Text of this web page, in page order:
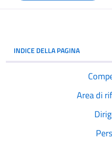
INDICE DELLA PAGINA
Area di